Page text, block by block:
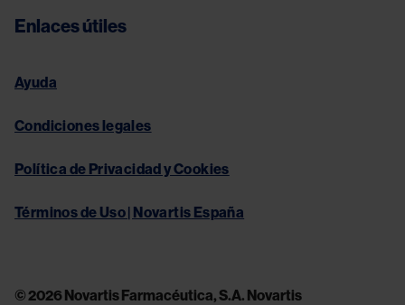
Enlaces útiles
Ayuda
Condiciones legales
Política de Privacidad y Cookies
Términos de Uso | Novartis España
© 2026 Novartis Farmacéutica, S.A. Novartis